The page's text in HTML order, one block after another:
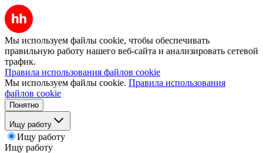
Мы используем файлы cookie, чтобы обеспечивать
правильную работу нашего веб-сайта и анализировать сетевой
трафик.
Правила использования файлов cookie
Мы используем файлы cookie. Правила использования
файлов cookie
Понятно
Ищу работу
Ищу работу
Ищу работу